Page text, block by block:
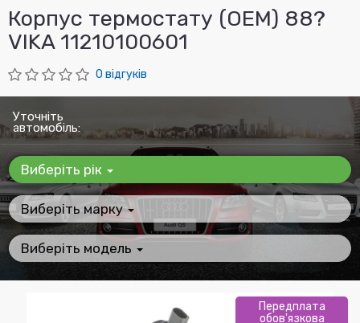
Корпус термостату (OEM) 88?
VIKA 11210100601
0 відгуків
Уточніть
автомобіль:
Виберіть рік
Виберіть марку
Виберіть модель
Передплата
обов'язкова